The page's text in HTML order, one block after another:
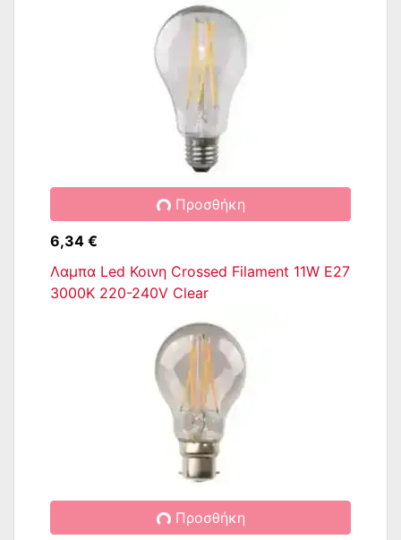
Προσθήκη
6,34 €
Λαμπα Led Κοινη Crossed Filament 11W E27
3000K 220-240V Clear
Προσθήκη